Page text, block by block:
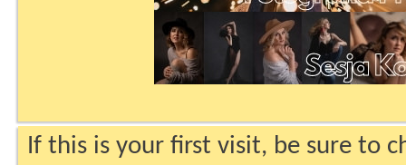
If this is your first visit, be sure to